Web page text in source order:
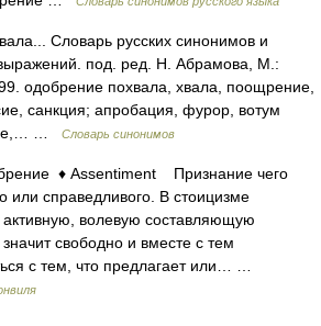
Словарь русских синонимов и
под. ред. Н. Абрамова, М.:
одобрение похвала, хвала, поощрение,
санкция; апробация, фурор, вотум
…
Словарь синонимов
♦ Assentiment Признание чего
или справедливого. В стоицизме
активную, волевую составляющую
свободно и вместе с тем
с тем, что предлагает или… …